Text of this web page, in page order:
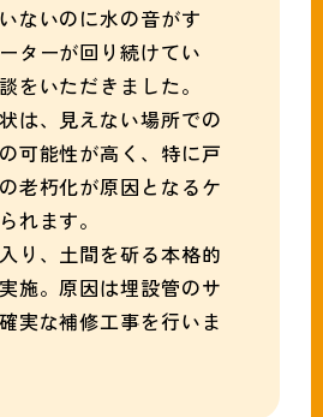
ないのに水の音がす
ターが回り続けてい
をいただきました。
は、見えない場所での
可能性が高く、特に戸
老朽化が原因となるケ
れます。
り、土間を斫る本格的
施。原因は埋設管のサ
実な補修工事を行いま